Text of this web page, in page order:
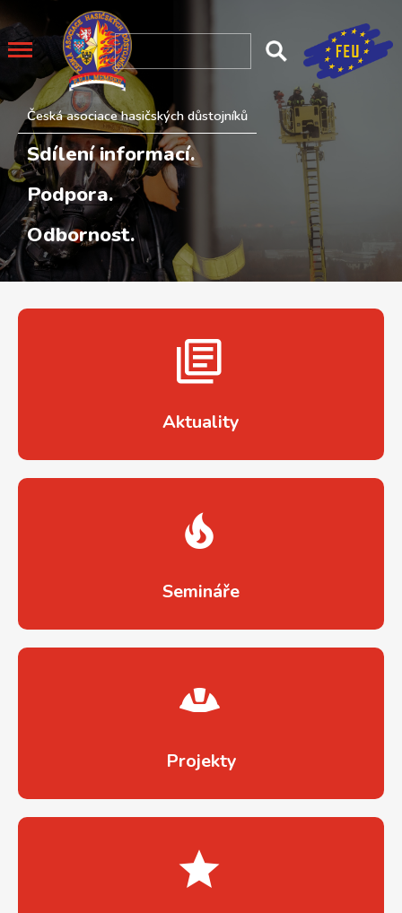
Česká asociace hasičských důstojníků
Sdílení informací.
Podpora.
Odbornost.
Aktuality
Semináře
Projekty